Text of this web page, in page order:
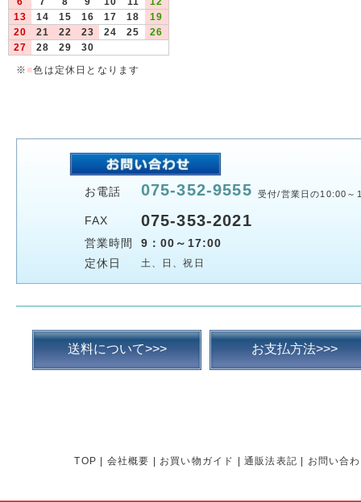
13
14 15 16 17 18
19
20
21 22 23 24 25
26
27
28 29
30
※ ■色は定休日となります
お電話 075-352-9555 受付/営業日の10:00～
FAX 075-353-2021
営業時間
9：00～17:00
定休日
土、日、祝日
送料について>>> お支払方法>>>
TOP 会社概要 お買い物ガイド 通販法表記 お問い合